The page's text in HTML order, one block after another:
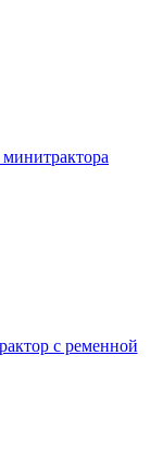
с ременной